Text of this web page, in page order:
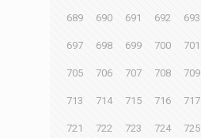
689 690 691 692 693
697 698 699 700 701
705 706 707 708 709
713 714 715 716 717
721 722 723 724 725